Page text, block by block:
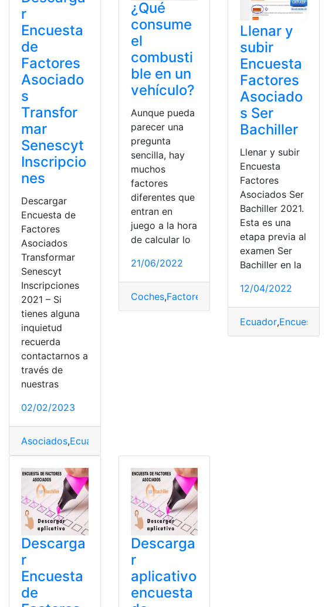
r
Encuesta
de
Factores
Asociado
s
Transfor
mar
Senescyt
Inscripcio
nes
Descargar
Encuesta de
Factores
Asociados
Transformar
Senescyt
Inscripciones
2021 – Si
tienes alguna
inquietud
recuerda
contactarnos a
través de
nuestras
02/02/2023
Asociados,Ecuador
¿Qué
consume
el
combusti
ble en un
vehículo?
Aunque pueda
parecer una
pregunta
sencilla, hay
muchos
factores
diferentes que
entran en
juego a la hora
de calcular lo
21/06/2022
Coches,Factores Factores asociados
Llenar y
subir
Encuesta
Factores
Asociado
s Ser
Bachiller
Llenar y subir
Encuesta
Factores
Asociados Ser
Bachiller 2021.
Esta es una
etapa previa al
examen Ser
Bachiller en la
12/04/2022
Ecuador,Encuestas
Descarga
r
Encuesta
de
Descarga
r
aplicativo
encuesta